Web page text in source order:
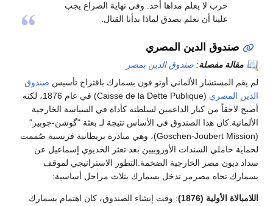
حرب لا يعلم مداها أحد. وفي نهاية الصراع يجب
علينا أن نعلم بصدق لماذا بدأنا القتال.
صندوق الدين المصري
مقالة مفصلة: صندوق الدين بمصر
لم يقم المستشار الألماني أوتو فون بسمارك باقتراح تأسيس صندوق
الدين المصري
(Caisse de la Dette Publique) في عام 1876، لكنه
أصبح لاحقاً من كبار الداعمين لسلطته كأداة في السياسة الخارجية
الألمانية. ​كان هذا الصندوق في الأساس نتيجة لـ بعثة "گوشن-جوبير"
(Goschen-Joubert Mission)، وهي مبادرة بريطانية فرنسية صُممت
لحماية حاملي السندات الأوروبيين بعد تعثر الخديوي إسماعيل عن
سداد ديون مصر الخارجية الضخمة. ​التطور الاستراتيجي لموقف
بسمارك تجاه مصر ​مر تدخل بسمارك بثلاث مراحل أساسية:
​اللامبالاة الأولية (1876)
: وقت إنشاء الصندوق، كان اهتمام بسمارك